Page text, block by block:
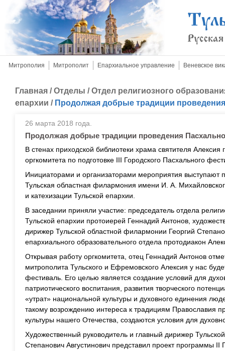
Митрополия Митрополит Епархиальное управление Веневское
Главная /Отделы /Отдел религиозного
епархии / Продолжая добрые традиции
26 марта 2018 года.
Продолжая добрые традиции проведения
В стенах приходской библиотеки храма святителя
оргкомитета по подготовке III Городского Пасхального
Инициаторами и организаторами мероприятия выступают
Тульская областная филармония имени И. А.
и катехизации Тульской епархии.
В заседании приняли участие: председатель отдела
Тульской епархии протоиерей Геннадий Антонов,
дирижер Тульской областной филармонии Георгий
епархиального образовательного отдела протодиакон
Открывая работу оргкомитета, отец Геннадий Антонов
митрополита Тульского и Ефремовского Алексия у нас
фестиваль. Его целью является создание условий для
патриотического воспитания, развития творческого
«утрат» национальной культуры и духовного единения
такому возрождению интереса к традициям Православия
культуры нашего Отечества, создаются условия для
Художественный руководитель и главный дирижер
Степанович Августинович представил проект программы II